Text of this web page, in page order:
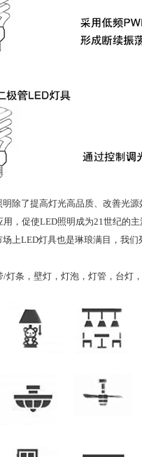
了提高灯光高品质、改善光源
，促使LED照明成为21世纪的
LED灯具也是琳琅满目，我们
条，壁灯，灯泡，灯管，台灯，